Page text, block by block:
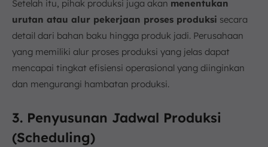
Setelah itu, pihak produksi juga akan menentukan
urutan atau alur pekerjaan proses produksi secara
detail dari bahan baku hingga produk jadi. Perusahaan
yang memiliki alur proses produksi yang jelas dapat
mencapai tingkat efisiensi operasional yang diinginkan
dan mengurangi hambatan produksi.
3. Penyusunan Jadwal Produksi
(Scheduling)